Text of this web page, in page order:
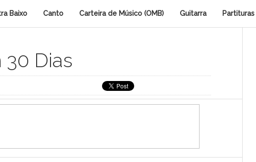
Baixo Canto Carteira de Músico (OMB) Guitarra Partituras
Dias